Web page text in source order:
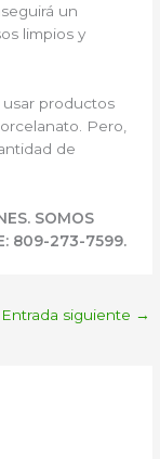
un
limpios y
usar productos
Pero,
de
SOMOS
809-273-7599.
Entrada siguiente →